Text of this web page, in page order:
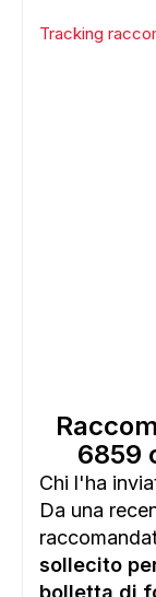
Tracking
6859
Chi l'ha
Da una
sollecito
bolletta di